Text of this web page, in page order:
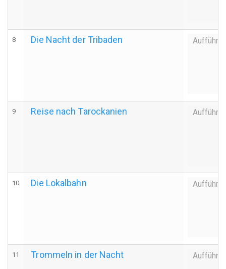
8 Die Nacht der Tribaden
9 Reise nach Tarockanien
10 Die Lokalbahn
11 Trommeln in der Nacht